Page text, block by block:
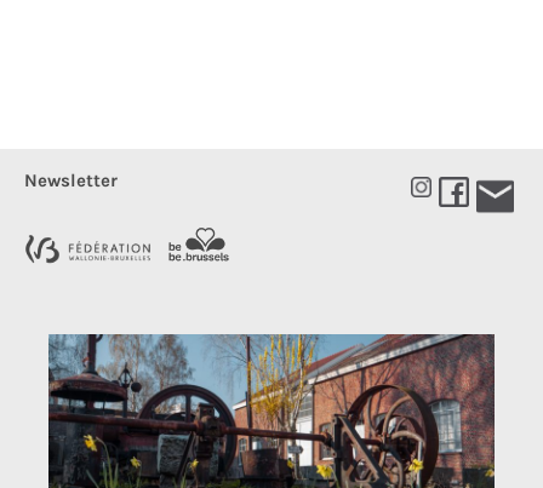
Newsletter